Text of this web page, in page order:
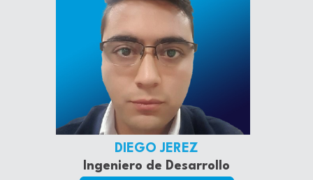
DIEGO JEREZ
Ingeniero de Desarrollo